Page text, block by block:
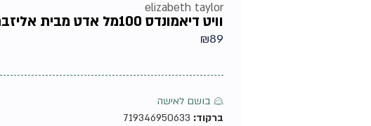
elizabeth taylor
וויט דיאמונדס 100מל אדט מבית אליזבת טיילור טסטר – בושם לאישה
₪89
♀ בושם לאישה
ברקוד: